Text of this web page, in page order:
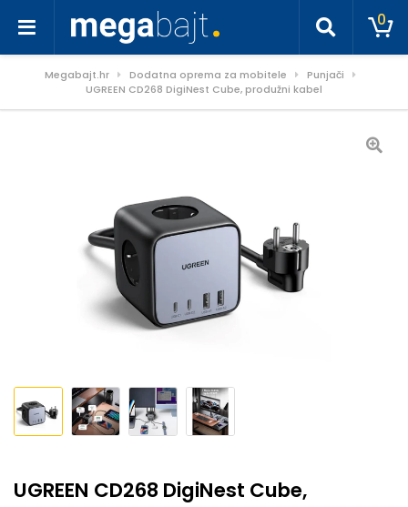
0
Megabajt.hr Dodatna oprema za mobitele
Punjači
UGREEN CD268 DigiNest Cube, produžni kabel
UGREEN CD268 DigiNest Cube,